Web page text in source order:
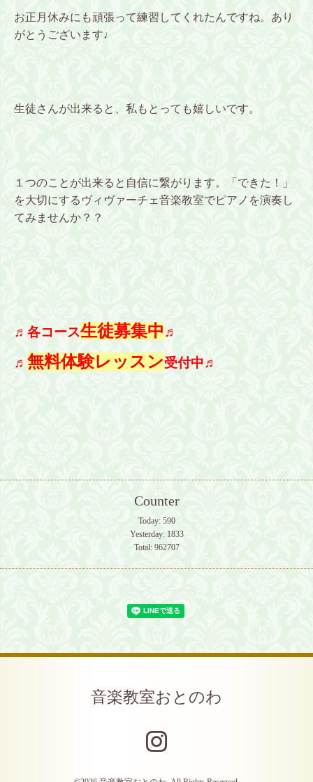
お正月休みにも頑張って練習してくれたんですね。あり
がとうございます♩
生徒さんが出来ると、私もとっても嬉しいです。
１つのことが出来ると自信に繋がります。「できた！」
を大切にするヴィヴァーチェ音楽教室でピアノを演奏し
てみませんか？？
♬各コース生徒募集中♬
♬ 無料体験レッスン受付中♬
Counter
Today: 590
Yesterday: 1833
Total: 962707
音楽教室おとのわ